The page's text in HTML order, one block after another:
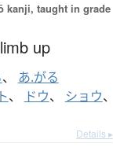
kanji, taught in grade
up
、 あ.がる
ト、 ドウ、 ショウ、
Details ▸